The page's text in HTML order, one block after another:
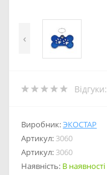
‹
Відгуки:
Виробник:ЭКОСТАР
Артикул: 3060
Артикул: 3060
Наявність: В наявності